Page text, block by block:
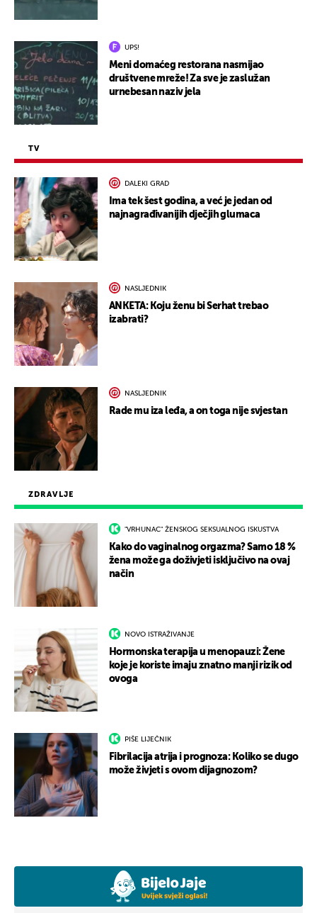
ZDRAVLJE
"VRHUNAC" ŽENSKOG SEKSUALNOG ISKUSTVA
Kako do vaginalnog orgazma? Samo 18 %
žena može ga doživjeti isključivo na ovaj
način
NOVO ISTRAŽIVANJE
Hormonska terapija u menopauzi: Žene
koje je koriste imaju znatno manji rizik od
ovoga
PIŠE LIJEČNIK
Fibrilacija atrija i prognoza: Koliko se dugo
može živjeti s ovom dijagnozom?
UPS!
Meni domaćeg restorana nasmijao
društvene mreže! Za sve je zaslužan
urnebesan naziv jela
TV
DALEKI GRAD
Ima tek šest godina, a već je jedan od
najnagrađivanijih dječjih glumaca
NASLJEDNIK
ANKETA: Koju ženu bi Serhat trebao
izabrati?
NASLJEDNIK
Rade mu iza leđa, a on toga nije svjestan